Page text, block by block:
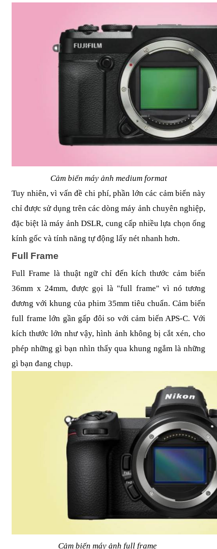
Cảm biến máy ảnh medium format
Tuy nhiên, vì vấn đề chi phí, phần lớn các cảm biến này
chỉ được sử dụng trên các dòng máy ảnh chuyên nghiệp,
đặc biệt là máy ảnh DSLR, cung cấp nhiều lựa chọn ống
kính gốc và tính năng tự động lấy nét nhanh hơn.
Full Frame
Full Frame là thuật ngữ chỉ đến kích thước cảm biến
36mm x 24mm, được gọi là "full frame" vì nó tương
đương với khung của phim 35mm tiêu chuẩn. Cảm biến
full frame lớn gần gấp đôi so với cảm biến APS-C. Với
kích thước lớn như vậy, hình ảnh không bị cắt xén, cho
phép những gì bạn nhìn thấy qua khung ngắm là những
gì bạn đang chụp.
Cảm biến máy ảnh full frame